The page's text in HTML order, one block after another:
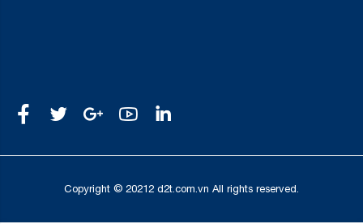
Copyright © 20212 d2t.com.vn All rights reserved.